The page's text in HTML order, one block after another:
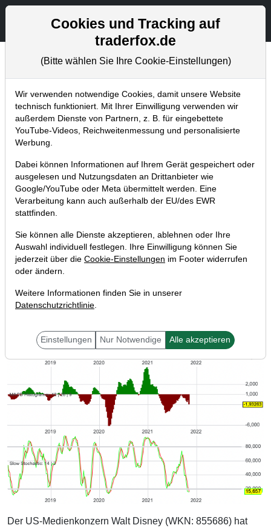
Aktien- und Artikelsuche
Chartanalysen
Home Blog Chartanalysen
Chartanalyse Walt Disney: Aktie nach
Zahlen unter Druck – hier baue ich
meine Investmentpositionen aus!
15.11.2021 um 08:34 Uhr | P. Uhlschmied
Der US-Medienkonzern Walt Disney (WKN: 855686) hat
Cookies und Tracking auf
traderfox.de
(Bitte wählen Sie Ihre Cookie-Einstellungen)
Wir verwenden notwendige Cookies, damit unsere Website
technisch funktioniert. Mit Ihrer Einwilligung verwenden wir
außerdem Dienste von Partnern, z. B. für eingebettete
YouTube-Videos, Reichweitenmessung und personalisierte
Werbung.
Dabei können Informationen auf Ihrem Gerät gespeichert oder
ausgelesen und Nutzungsdaten an Drittanbieter wie
Google/YouTube oder Meta übermittelt werden. Eine
Verarbeitung kann auch außerhalb der EU/des EWR
stattfinden.
Sie können alle Dienste akzeptieren, ablehnen oder Ihre
Auswahl individuell festlegen. Ihre Einwilligung können Sie
jederzeit über die Cookie-Einstellungen im Footer widerrufen
oder ändern.
Weitere Informationen finden Sie in unserer
Datenschutzrichtlinie.
Einstellungen Nur Notwendige Alle akzeptieren